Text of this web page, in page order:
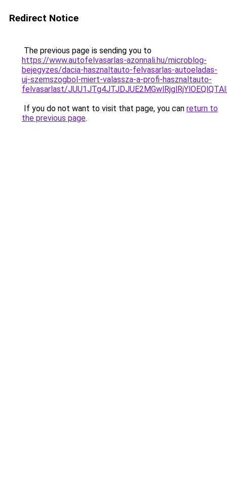
Redirect Notice
The previous page is sending you to
https://www.autofelvasarlas-azonnali.hu/microblog-
bejegyzes/dacia-hasznaltauto-felvasarlas-autoeladas-
uj-szemszogbol-miert-valassza-a-profi-hasznaltauto-
felvasarlast/
If you do not want to visit that page, you can return to
the previous page.